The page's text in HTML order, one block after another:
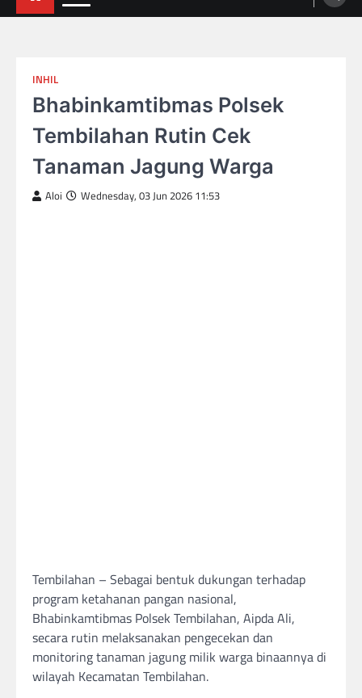
INHIL
Bhabinkamtibmas Polsek
Tembilahan Rutin Cek
Tanaman Jagung Warga
Aloi Wednesday, 03 Jun 2026 11:53
Tembilahan – Sebagai bentuk dukungan terhadap
program ketahanan pangan nasional,
Bhabinkamtibmas Polsek Tembilahan, Aipda Ali,
secara rutin melaksanakan pengecekan dan
monitoring tanaman jagung milik warga binaannya di
wilayah Kecamatan Tembilahan.